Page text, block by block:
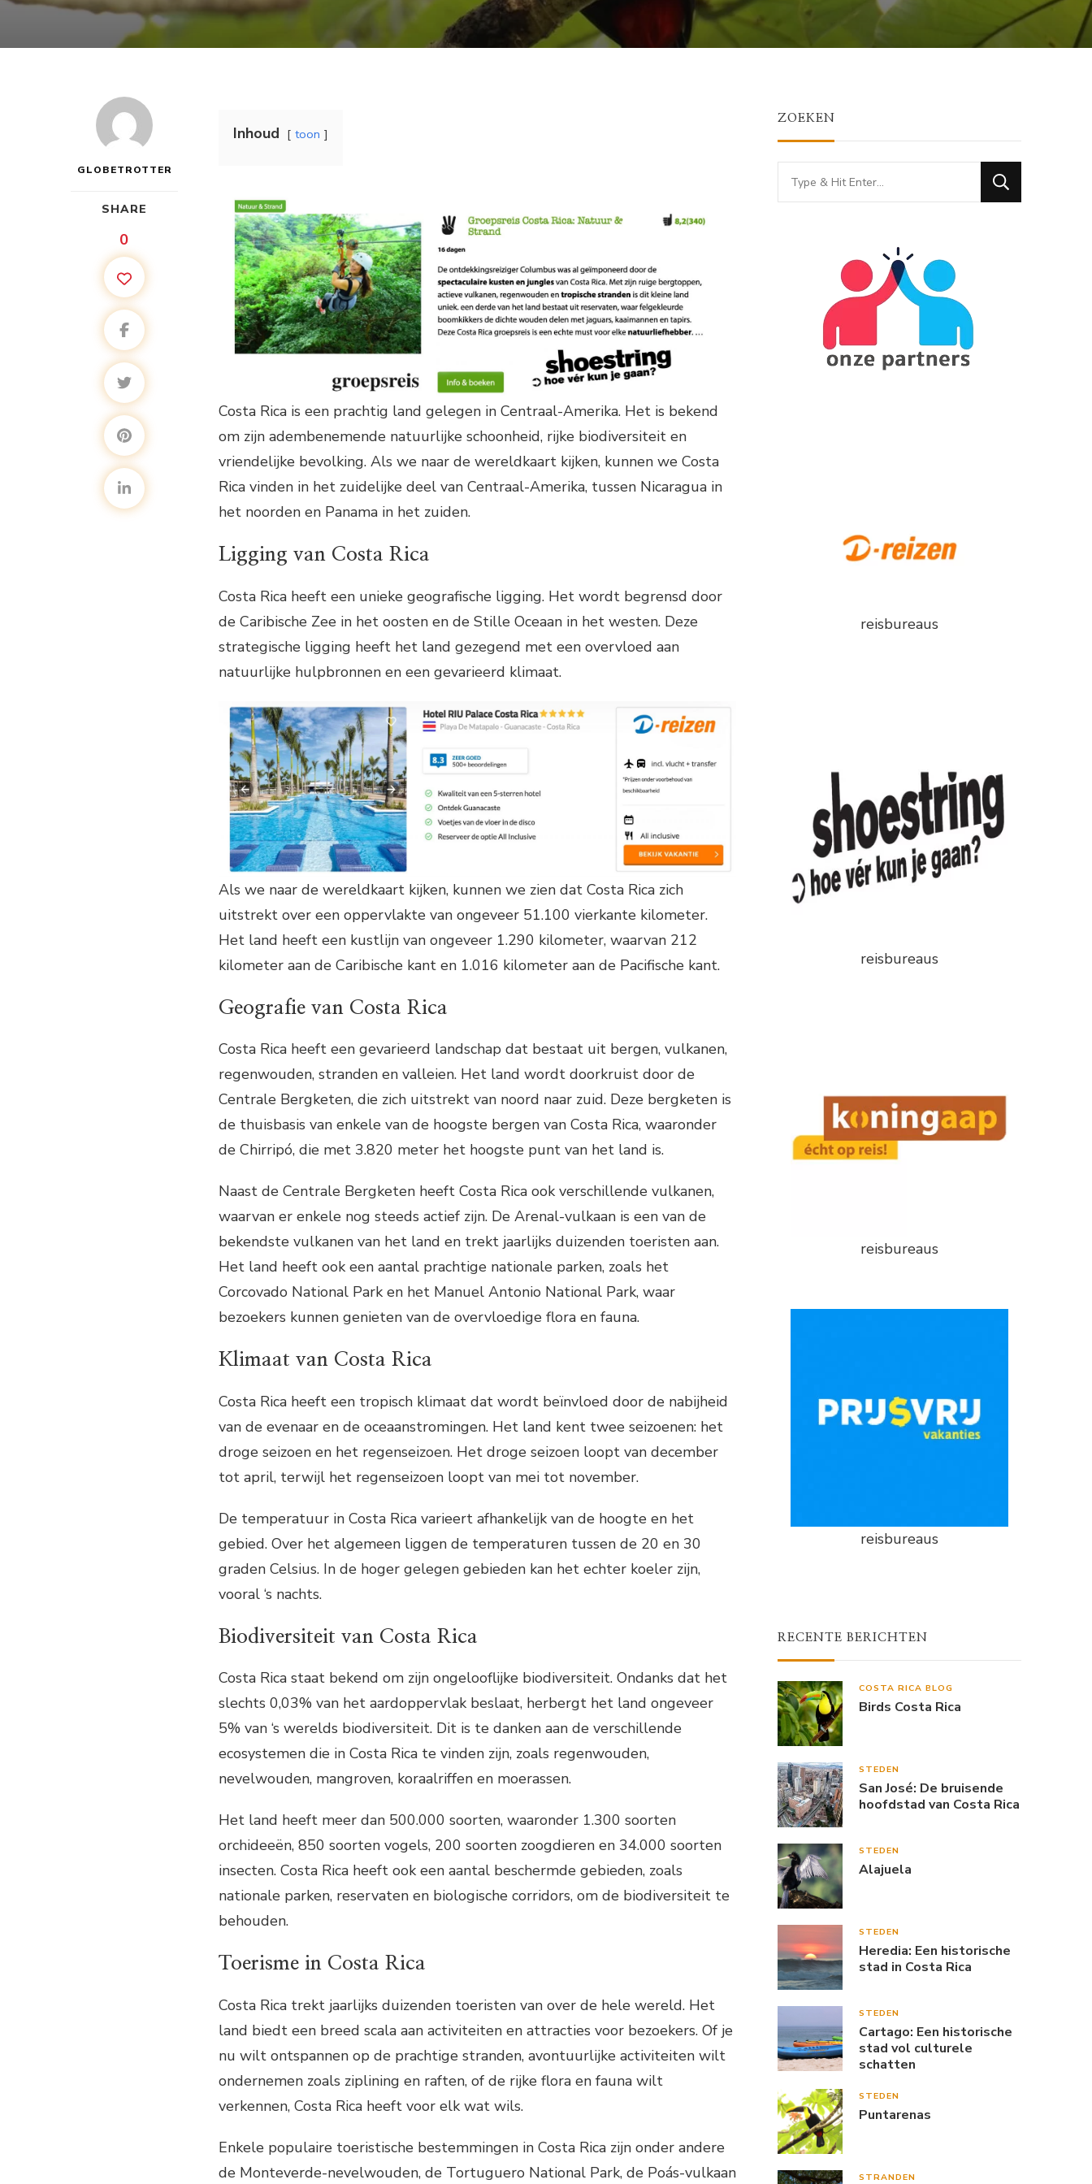
GLOBETROTTER
SHARE
0
Inhoud toon
Costa Rica is een prachtig land gelegen in Centraal-Amerika. Het is bekend
om zijn adembenemende natuurlijke schoonheid, rijke biodiversiteit en
vriendelijke bevolking. Als we naar de wereldkaart kijken, kunnen we Costa
Rica vinden in het zuidelijke deel van Centraal-Amerika, tussen Nicaragua in
het noorden en Panama in het zuiden.
Ligging van Costa Rica
Costa Rica heeft een unieke geografische ligging. Het wordt begrensd door
de Caribische Zee in het oosten en de Stille Oceaan in het westen. Deze
strategische ligging heeft het land gezegend met een overvloed aan
natuurlijke hulpbronnen en een gevarieerd klimaat.
Als we naar de wereldkaart kijken, kunnen we zien dat Costa Rica zich
uitstrekt over een oppervlakte van ongeveer 51.100 vierkante kilometer.
Het land heeft een kustlijn van ongeveer 1.290 kilometer, waarvan 212
kilometer aan de Caribische kant en 1.016 kilometer aan de Pacifische kant.
Geografie van Costa Rica
Costa Rica heeft een gevarieerd landschap dat bestaat uit bergen, vulkanen,
regenwouden, stranden en valleien. Het land wordt doorkruist door de
Centrale Bergketen, die zich uitstrekt van noord naar zuid. Deze bergketen is
de thuisbasis van enkele van de hoogste bergen van Costa Rica, waaronder
de Chirripó, die met 3.820 meter het hoogste punt van het land is.
Naast de Centrale Bergketen heeft Costa Rica ook verschillende vulkanen,
waarvan er enkele nog steeds actief zijn. De Arenal-vulkaan is een van de
bekendste vulkanen van het land en trekt jaarlijks duizenden toeristen aan.
Het land heeft ook een aantal prachtige nationale parken, zoals het
Corcovado National Park en het Manuel Antonio National Park, waar
bezoekers kunnen genieten van de overvloedige flora en fauna.
Klimaat van Costa Rica
Costa Rica heeft een tropisch klimaat dat wordt beïnvloed door de nabijheid
van de evenaar en de oceaanstromingen. Het land kent twee seizoenen: het
droge seizoen en het regenseizoen. Het droge seizoen loopt van december
tot april, terwijl het regenseizoen loopt van mei tot november.
De temperatuur in Costa Rica varieert afhankelijk van de hoogte en het
gebied. Over het algemeen liggen de temperaturen tussen de 20 en 30
graden Celsius. In de hoger gelegen gebieden kan het echter koeler zijn,
vooral ‘s nachts.
Biodiversiteit van Costa Rica
Costa Rica staat bekend om zijn ongelooflijke biodiversiteit. Ondanks dat het
slechts 0,03% van het aardoppervlak beslaat, herbergt het land ongeveer
5% van ‘s werelds biodiversiteit. Dit is te danken aan de verschillende
ecosystemen die in Costa Rica te vinden zijn, zoals regenwouden,
nevelwouden, mangroven, koraalriffen en moerassen.
Het land heeft meer dan 500.000 soorten, waaronder 1.300 soorten
orchideeën, 850 soorten vogels, 200 soorten zoogdieren en 34.000 soorten
insecten. Costa Rica heeft ook een aantal beschermde gebieden, zoals
nationale parken, reservaten en biologische corridors, om de biodiversiteit te
behouden.
Toerisme in Costa Rica
Costa Rica trekt jaarlijks duizenden toeristen van over de hele wereld. Het
land biedt een breed scala aan activiteiten en attracties voor bezoekers. Of je
nu wilt ontspannen op de prachtige stranden, avontuurlijke activiteiten wilt
ondernemen zoals ziplining en raften, of de rijke flora en fauna wilt
verkennen, Costa Rica heeft voor elk wat wils.
Enkele populaire toeristische bestemmingen in Costa Rica zijn onder andere
de Monteverde-nevelwouden, de Tortuguero National Park, de Poás-vulkaan
ZOEKEN
Looking
for
reisbureaus
reisbureaus
reisbureaus
reisbureaus
RECENTE BERICHTEN
COSTA RICA BLOG
Birds Costa Rica
STEDEN
San José: De bruisende
hoofdstad van Costa Rica
STEDEN
Alajuela
STEDEN
Heredia: Een historische
stad in Costa Rica
STEDEN
Cartago: Een historische
stad vol culturele
schatten
STEDEN
Puntarenas
STRANDEN